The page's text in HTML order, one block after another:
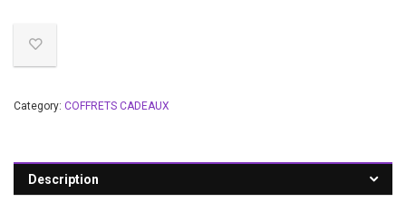
Category: COFFRETS CADEAUX
Description